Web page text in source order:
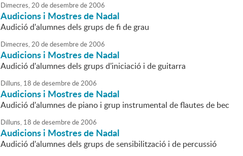
Dimecres,20 dedesembrede2006
Audicions i Mostres de Nadal
Audició d'alumnes dels grups de fi de grau
Dimecres,20 dedesembrede2006
Audicions i Mostres de Nadal
Audició d'alumnes dels grups d'iniciació i de guitarra
Dilluns, 18 dedesembrede2006
Audicions i Mostres de Nadal
Audició d'alumnes de piano i grup instrumental de flautes de bec
Dilluns, 18 dedesembrede2006
Audicions i Mostres de Nadal
Audició d'alumnes dels grups de sensibilització i de percussió